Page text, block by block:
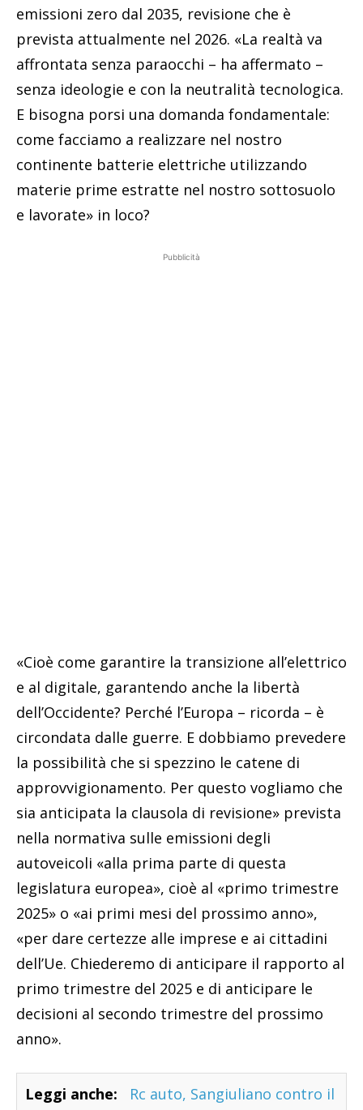
emissioni zero dal 2035, revisione che è
prevista attualmente nel 2026. «La realtà va
affrontata senza paraocchi – ha affermato –
senza ideologie e con la neutralità tecnologica.
E bisogna porsi una domanda fondamentale:
come facciamo a realizzare nel nostro
continente batterie elettriche utilizzando
materie prime estratte nel nostro sottosuolo
e lavorate» in loco?
Pubblicità
«Cioè come garantire la transizione all’elettrico
e al digitale, garantendo anche la libertà
dell’Occidente? Perché l’Europa – ricorda – è
circondata dalle guerre. E dobbiamo prevedere
la possibilità che si spezzino le catene di
approvvigionamento. Per questo vogliamo che
sia anticipata la clausola di revisione» prevista
nella normativa sulle emissioni degli
autoveicoli «alla prima parte di questa
legislatura europea», cioè al «primo trimestre
2025» o «ai primi mesi del prossimo anno»,
«per dare certezze alle imprese e ai cittadini
dell’Ue. Chiederemo di anticipare il rapporto al
primo trimestre del 2025 e di anticipare le
decisioni al secondo trimestre del prossimo
anno».
Leggi anche:
Rc auto, Sangiuliano contro il